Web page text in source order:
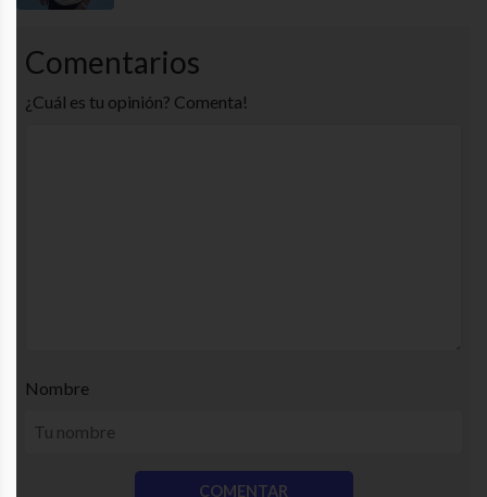
Comentarios
¿Cuál es tu opinión? Comenta!
Nombre